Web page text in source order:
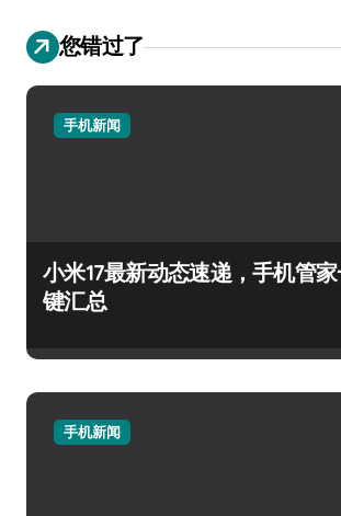
您错过了
手机新闻
小米17最新动态速递，手机管
键汇总
手机新闻